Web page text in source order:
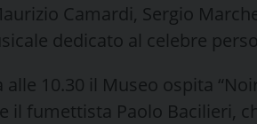
Camardi, Sergio
dedicato al celebre
10.30 il Museo ospita
il fumettista Paolo Bacilieri,